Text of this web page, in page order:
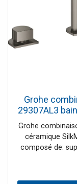
Grohe
29307AL3
de
Grohe
céramique
composé de:
Euphoria Cube
douche en